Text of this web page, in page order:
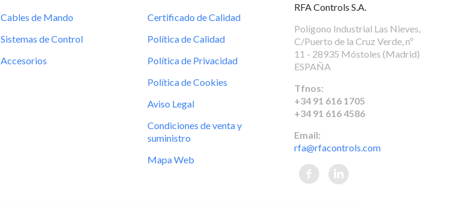
Cables de Mando
Sistemas de Control
Accesorios
Certificado de Calidad
Política de Calidad
Política de Privacidad
Política de Cookies
Aviso Legal
Condiciones de venta y
suministro
Mapa Web
RFA Controls S.A.
Polígono Industrial Las Nieves,
C/Puerto de la Cruz Verde, nº
11 - 28935 Móstoles (Madrid)
ESPAÑA
Tfnos:
+34 91 616 1705
+34 91 616 4586
Email:
rfa@rfacontrols.com